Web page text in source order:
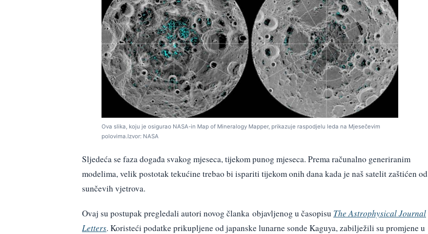
Ova slika, koju je osigurao NASA-in Map of Mineralogy Mapper, prikazuje raspodjelu leda na Mjesečevim
polovima.Izvor: NASA
Sljedeća se faza događa svakog mjeseca, tijekom punog mjeseca. Prema računalno generiranim
modelima, velik postotak tekućine trebao bi ispariti tijekom onih dana kada je naš satelit zaštićen od
sunčevih vjetrova.
Ovaj su postupak pregledali autori novog članka objavljenog u časopisu The Astrophysical Journal
Letters. Koristeći podatke prikupljene od japanske lunarne sonde Kaguya, zabilježili su promjene u